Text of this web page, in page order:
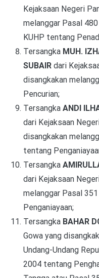
Kejaksaan Negeri
melanggar Pasal
KUHP tentang
Tersangka MUH.
SUBAIR dari
disangkakan
Pencurian;
Tersangka ANDI
dari Kejaksaan
disangkakan
tentang
Tersangka
dari Kejaksaan
melanggar Pasal
Penganiayaan;
Tersangka BAHAR
Gowa yang
Undang-Undang
2004 tentang